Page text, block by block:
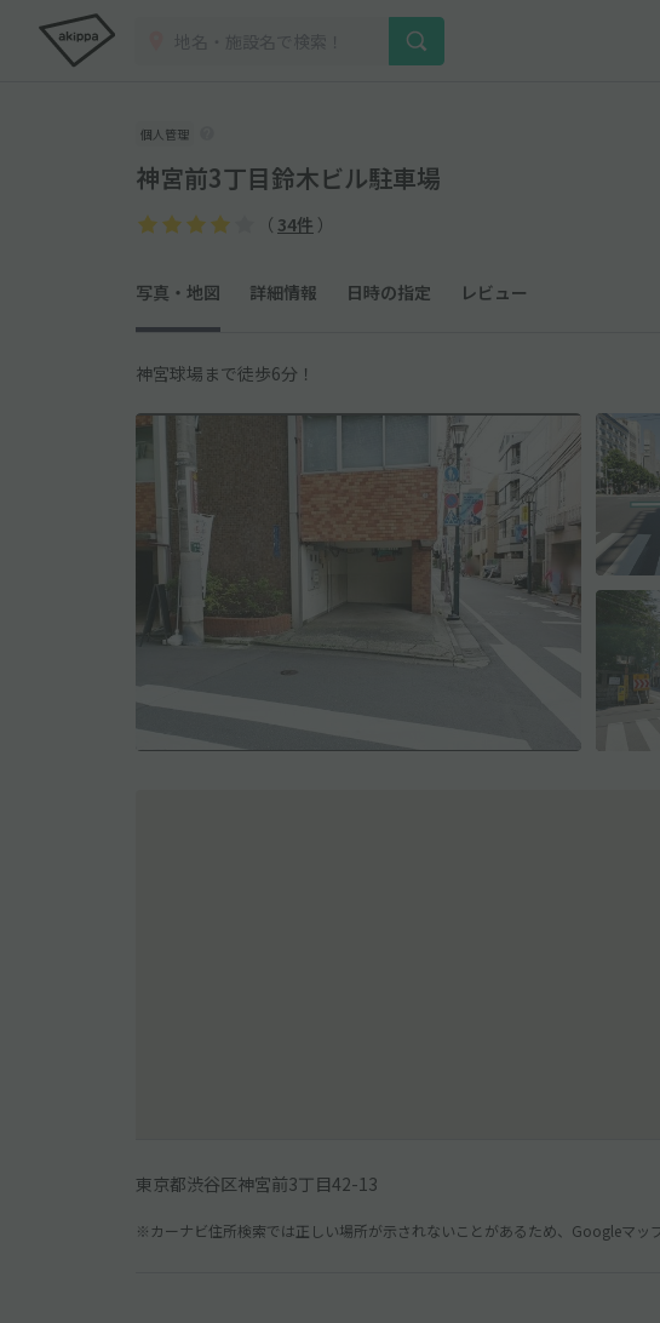
個人管理
神宮前3丁目鈴木ビル駐車場
（ 34件 ）
写真・地図 詳細情報 日時の指定 レビュー
神宮球場まで徒歩6分！
東京都渋谷区神宮前3丁目42-13
※カーナビ住所検索では正しい場所が示されないことがあるため、Googleマッ